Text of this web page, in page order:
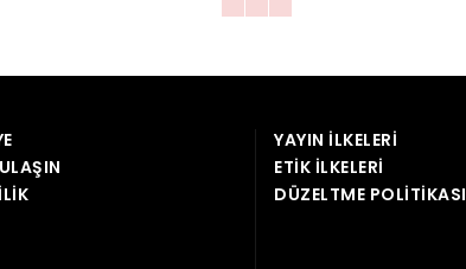
YAYIN İLKELERI
ETIK İLKELERI
DÜZELTME POLITIKASI